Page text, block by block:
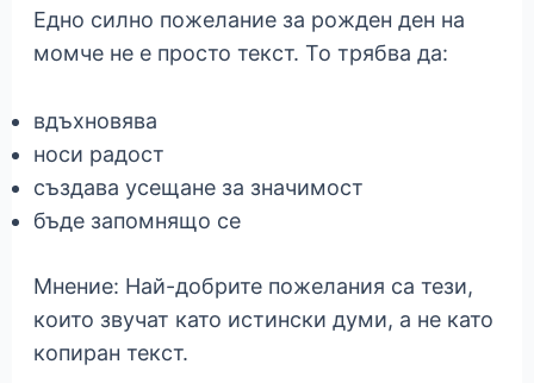
Едно силно пожелание за рожден ден на
момче не е просто текст. То трябва да:
вдъхновява
носи радост
създава усещане за значимост
бъде запомнящо се
Мнение: Най-добрите пожелания са тези,
които звучат като истински думи, а не като
копиран текст.